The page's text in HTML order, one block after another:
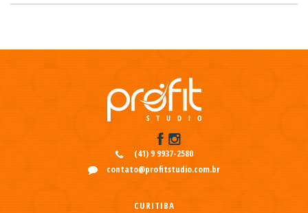
(41) 9 9937-2580
contato@profitstudio.com.br
CURITIBA